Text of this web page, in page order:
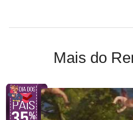
Mais do